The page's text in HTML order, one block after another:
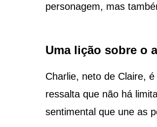
personagem, mas
Uma lição sobre o
Charlie, neto de Claire,
ressalta que não há
sentimental que une as